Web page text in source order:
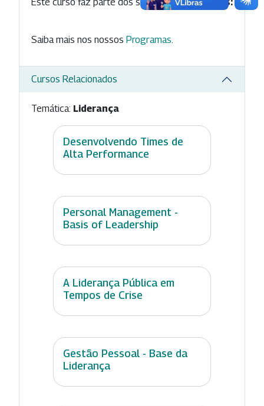
Saiba mais nos nossos Programas
Cursos Relacionados
Temática: Liderança
Desenvolvendo Times de
Alta Performance
Personal Management -
Basis of Leadership
A Liderança Pública em
Tempos de Crise
Gestão Pessoal - Base da
Liderança